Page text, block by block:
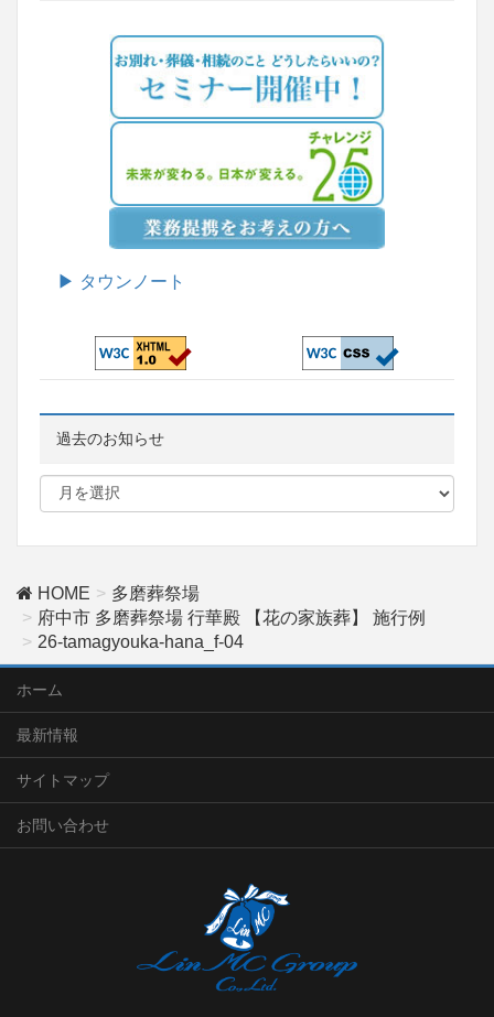
▶ タウンノート
過去のお知らせ
HOME
多磨葬祭場
府中市 多磨葬祭場 行華殿 【花の家族葬】 施行例
26-tamagyouka-hana_f-04
ホーム
最新情報
サイトマップ
お問い合わせ